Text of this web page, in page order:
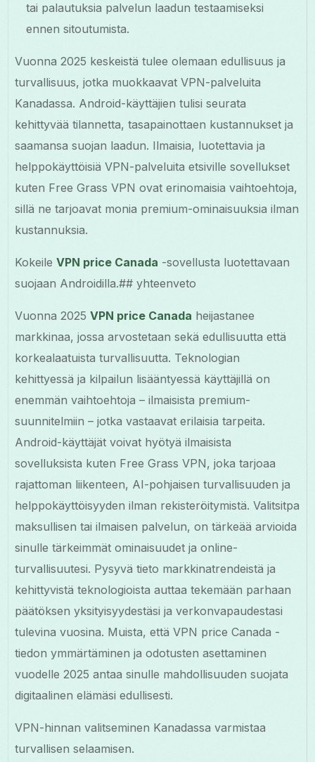
tai palautuksia palvelun laadun testaamiseksi
ennen sitoutumista.
Vuonna 2025 keskeistä tulee olemaan edullisuus ja
turvallisuus, jotka muokkaavat VPN-palveluita
Kanadassa. Android-käyttäjien tulisi seurata
kehittyvää tilannetta, tasapainottaen kustannukset ja
saamansa suojan laadun. Ilmaisia, luotettavia ja
helppokäyttöisiä VPN-palveluita etsiville sovellukset
kuten Free Grass VPN ovat erinomaisia vaihtoehtoja,
sillä ne tarjoavat monia premium-ominaisuuksia ilman
kustannuksia.
KokeileVPN price Canada -sovellusta luotettavaan
suojaan Androidilla.## yhteenveto
Vuonna 2025VPN price Canada heijastanee
markkinaa, jossa arvostetaan sekä edullisuutta että
korkealaatuista turvallisuutta. Teknologian
kehittyessä ja kilpailun lisääntyessä käyttäjillä on
enemmän vaihtoehtoja – ilmaisista premium-
suunnitelmiin – jotka vastaavat erilaisia tarpeita.
Android-käyttäjät voivat hyötyä ilmaisista
sovelluksista kuten Free Grass VPN, joka tarjoaa
rajattoman liikenteen, AI-pohjaisen turvallisuuden ja
helppokäyttöisyyden ilman rekisteröitymistä. Valitsitpa
maksullisen tai ilmaisen palvelun, on tärkeää arvioida
sinulle tärkeimmät ominaisuudet ja online-
turvallisuutesi. Pysyvä tieto markkinatrendeistä ja
kehittyvistä teknologioista auttaa tekemään parhaan
päätöksen yksityisyydestäsi ja verkonvapaudestasi
tulevina vuosina. Muista, että VPN price Canada -
tiedon ymmärtäminen ja odotusten asettaminen
vuodelle 2025 antaa sinulle mahdollisuuden suojata
digitaalinen elämäsi edullisesti.
VPN-hinnan valitseminen Kanadassa varmistaa
turvallisen selaamisen.